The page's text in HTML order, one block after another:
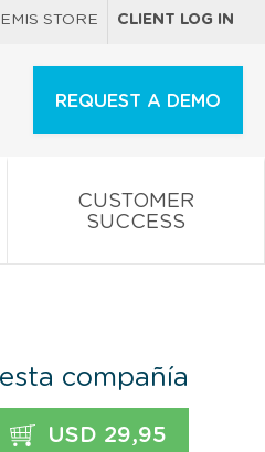
EMIS STORE CLIENT LOG IN
REQUEST A DEMO
CUSTOMER
SUCCESS
compañía
USD 29,95